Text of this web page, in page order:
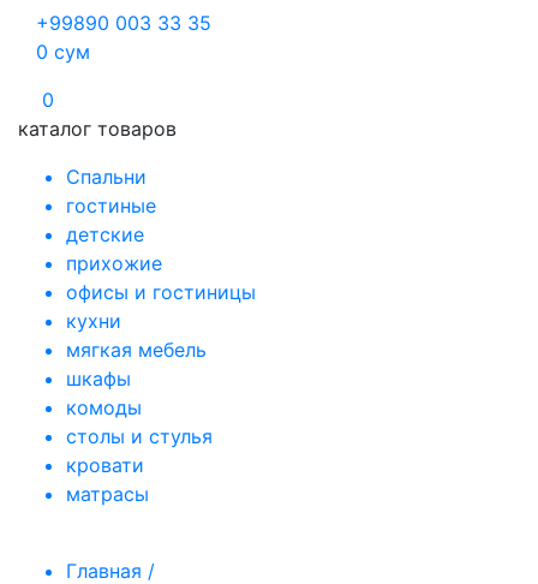
+99890 003 33 35
0 сум
0
каталог товаров
Спальни
гостиные
детские
прихожие
офисы и гостиницы
кухни
мягкая мебель
шкафы
комоды
столы и стулья
кровати
матрасы
Главная /